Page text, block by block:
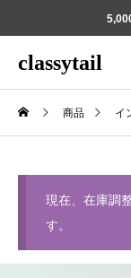
classytail
商品 イ
現在、在庫調
す。